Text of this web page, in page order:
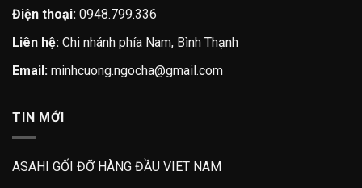
Điện thoại: 0948.799.336
Liên hệ: Chi nhánh phía Nam, Bình Thạnh
Email: minhcuong.ngocha@gmail.com
TIN MỚI
ASAHI GỐI ĐỠ HÀNG ĐẦU VIET NAM